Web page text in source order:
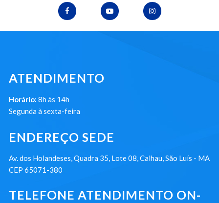
ATENDIMENTO
Horário: 8h às 14h
Segunda à sexta-feira
ENDEREÇO SEDE
Av. dos Holandeses, Quadra 35, Lote 08, Calhau, São Luís - MA
CEP 65071-380
TELEFONE ATENDIMENTO ON-